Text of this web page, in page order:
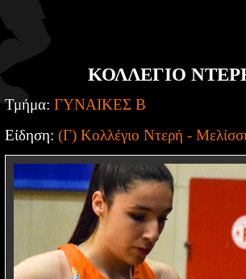
ΚΟΛΛΕΓΙΟ
Τμήμα: ΓΥΝΑΙΚΕΣ Β
Είδηση: (Γ) Κολλέγιο Ντερή -